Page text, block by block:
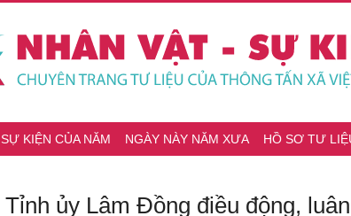
SỰ KIỆN CỦA NĂM NGÀY NÀY NĂM XƯA HỒ SƠ TƯ
Tỉnh ủy Lâm Đồng điều động,